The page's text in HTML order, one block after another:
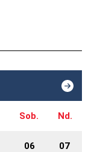
Sob. Nd.
06 07